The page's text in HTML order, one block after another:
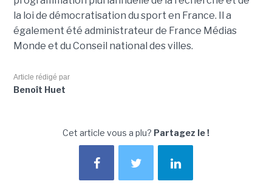
la loi de démocratisation du sport en France. Il a
également été administrateur de France Médias
Monde et du Conseil national des villes.
Article rédigé par
Benoît Huet
Cet article vous a plu? Partagez le !